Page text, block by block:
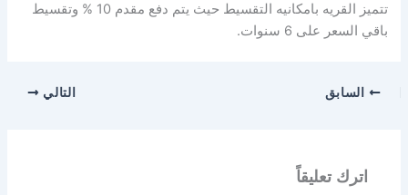
تتميز القريه بامكانيه التقسيط حيث يتم دفع مقدم 10 % وتقسيط
باقي السعر على 6 سنوات.
السابق التالي
اترك تعليقاً